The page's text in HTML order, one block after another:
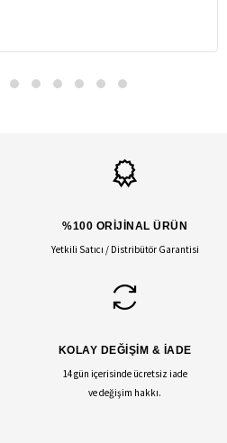
%100 ORİJİNAL ÜRÜN
Yetkili Satıcı / Distribütör Garantisi
KOLAY DEĞİŞİM & İADE
14 gün içerisinde ücretsiz iade
ve değişim hakkı.